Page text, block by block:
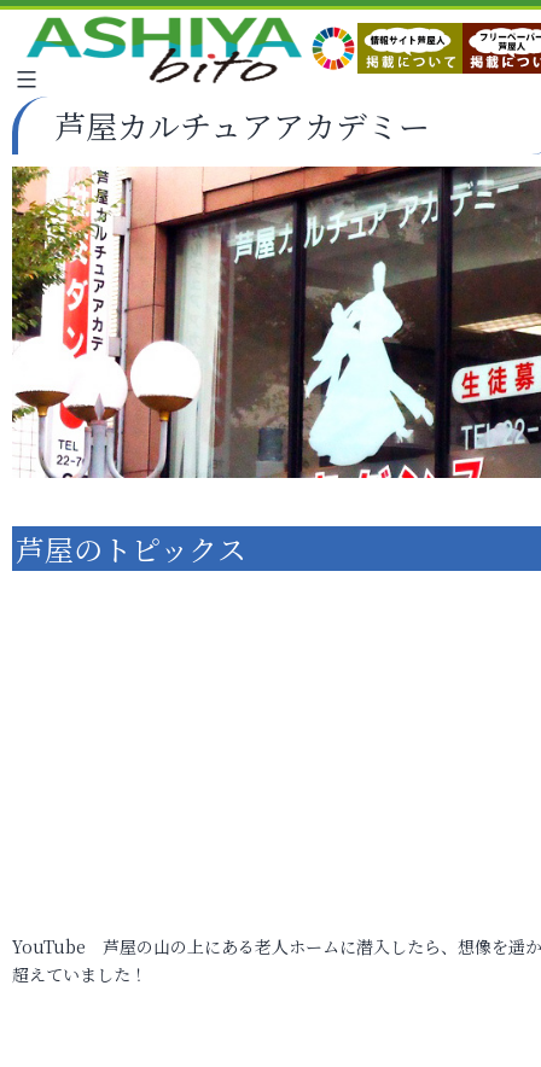
芦屋カルチュアアカデミー
芦屋のトピックス
YouTube 芦屋の山の上にある老人ホームに潜入したら、想像を遥
超えていました！